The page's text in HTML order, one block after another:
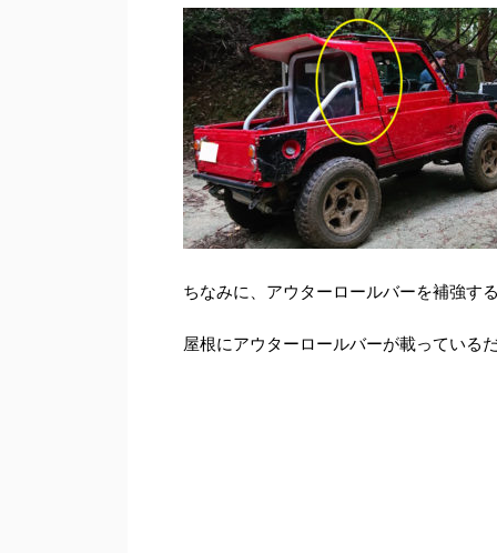
ちなみに、アウターロールバーを補強す
屋根にアウターロールバーが載っている